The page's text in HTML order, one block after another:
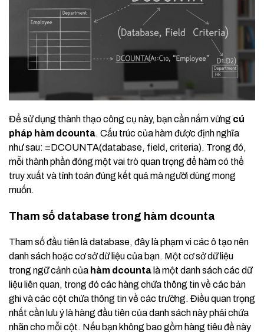
Để sử dụng thành thạo công cụ này, bạn cần nắm vững cú
pháp hàm dcounta. Cấu trúc của hàm được định nghĩa
như sau: =DCOUNTA(database, field, criteria). Trong đó,
mỗi thành phần đóng một vai trò quan trọng để hàm có thể
truy xuất và tính toán đúng kết quả mà người dùng mong
muốn.
Tham số database trong hàm dcounta
Tham số đầu tiên là database, đây là phạm vi các ô tạo nên
danh sách hoặc cơ sở dữ liệu của bạn. Một cơ sở dữ liệu
trong ngữ cảnh của hàm dcounta là một danh sách các dữ
liệu liên quan, trong đó các hàng chứa thông tin về các bản
ghi và các cột chứa thông tin về các trường. Điều quan trọng
nhất cần lưu ý là hàng đầu tiên của danh sách này phải chứa
nhãn cho mỗi cột. Nếu bạn không bao gồm hàng tiêu đề này